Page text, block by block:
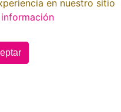
en nuestro sitio